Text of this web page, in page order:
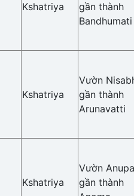
Kshatriya
gần thành
Bandhumati
Kshatriya
Vườn
gần thành
Arunavatti
Kshatriya
Vườn
gần thành